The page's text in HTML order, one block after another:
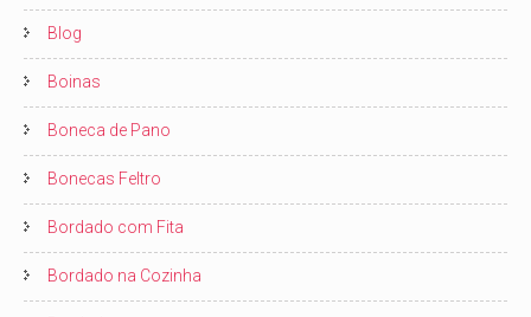
Blog
Boinas
Boneca de Pano
Bonecas Feltro
Bordado com Fita
Bordado na Cozinha